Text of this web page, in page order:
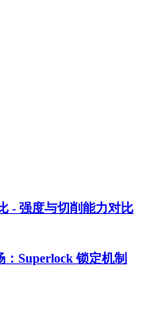
- 强度与切削能力对比
Superlock 锁定机制